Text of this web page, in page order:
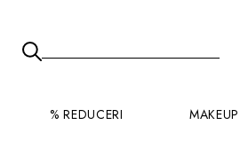
% REDUCERI MAKEUP